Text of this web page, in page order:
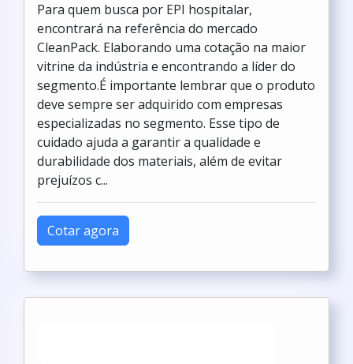
Para quem busca por EPI hospitalar,
encontrará na referência do mercado
CleanPack. Elaborando uma cotação na maior
vitrine da indústria e encontrando a líder do
segmento.É importante lembrar que o produto
deve sempre ser adquirido com empresas
especializadas no segmento. Esse tipo de
cuidado ajuda a garantir a qualidade e
durabilidade dos materiais, além de evitar
prejuízos c...
Cotar agora